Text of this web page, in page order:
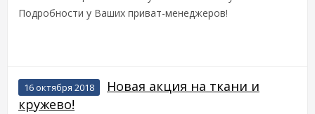
Подробности у Ваших приват-менеджеров!
16 октября 2018
Новая акция на ткани и
кружево!